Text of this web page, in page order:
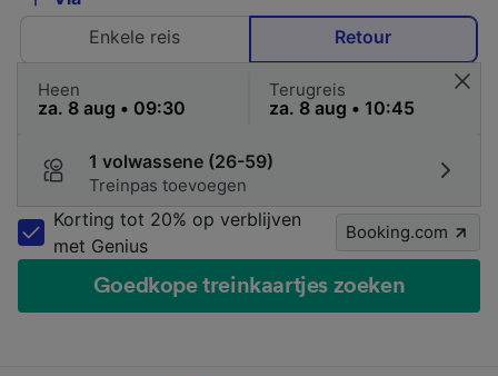
Enkele reis
Retour
Heen Terugreis
1 volwassene (26-59)
Treinpas toevoegen
Korting tot 20% op verblijven
met Genius
Booking.com
Goedkope treinkaartjes zoeken